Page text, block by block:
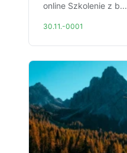
online Szkolenie z b...
30.11.-0001